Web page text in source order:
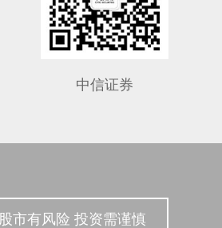
中信证券
股市有风险 投资需谨慎